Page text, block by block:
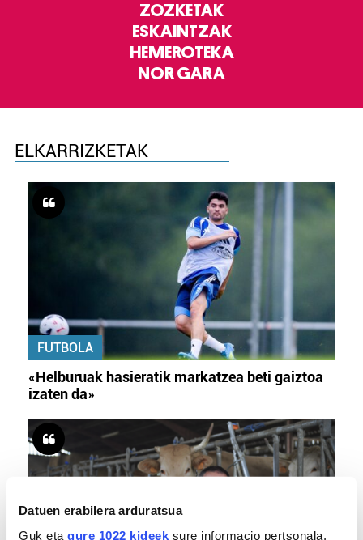
Datuen erabilera arduratsua
Guk eta gure 1022 kideek sure informacio pertsonala,
ZOZKETAK
ESKAINTZAK
HEMEROTEKA
NOR GARA
ELKARRIZKETAK
FUTBOLA
«Helburuak hasieratik markatzea beti gaiztoa
izaten da»